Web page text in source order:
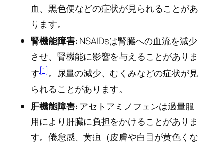
血、黒色便などの症状が見られることがあ
ります。
腎機能障害:NSAIDsは腎臓への血流を減少
させ、腎機能に影響を与えることがありま
す[1]。尿量の減少、むくみなどの症状が見
られることがあります。
肝機能障害:アセトアミノフェンは過量服
用により肝臓に負担をかけることがありま
す。倦怠感、黄疸（皮膚や白目が黄色くな